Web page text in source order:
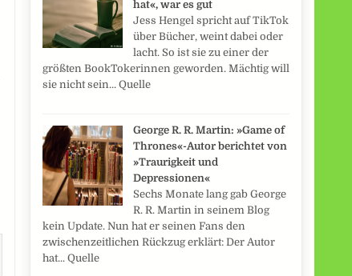
hat«, war es gut
Jess Hengel spricht auf TikTok
über Bücher, weint dabei oder
lacht. So ist sie zu einer der
größten BookTokerinnen geworden. Mächtig will
sie nicht sein... Quelle
George R. R. Martin: »Game of
Thrones«-Autor berichtet von
»Traurigkeit und
Depressionen«
Sechs Monate lang gab George
R. R. Martin in seinem Blog
kein Update. Nun hat er seinen Fans den
zwischenzeitlichen Rückzug erklärt: Der Autor
hat... Quelle